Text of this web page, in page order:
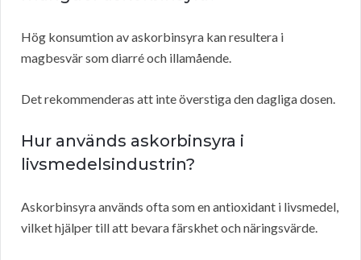
Hög konsumtion av askorbinsyra kan resultera i
magbesvär som diarré och illamående.
Det rekommenderas att inte överstiga den dagliga dosen.
Hur används askorbinsyra i
livsmedelsindustrin?
Askorbinsyra används ofta som en antioxidant i livsmedel,
vilket hjälper till att bevara färskhet och näringsvärde.